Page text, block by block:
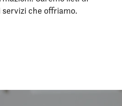
che offriamo.